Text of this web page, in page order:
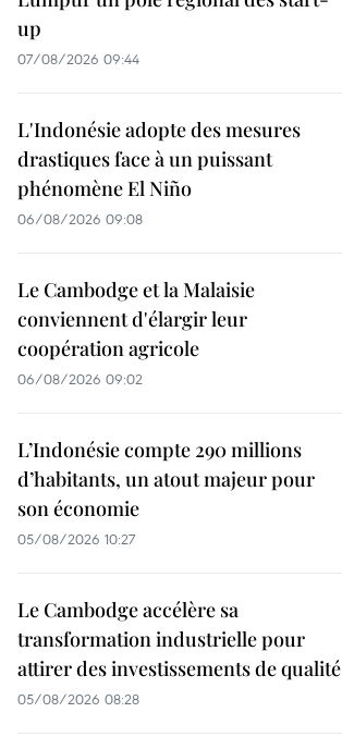
up
07/08/2026 09:44
L'Indonésie adopte des mesures
drastiques face à un puissant
phénomène El Niño
06/08/2026 09:08
Le Cambodge et la Malaisie
conviennent d'élargir leur
coopération agricole
06/08/2026 09:02
L’Indonésie compte 290 millions
d’habitants, un atout majeur pour
son économie
05/08/2026 10:27
Le Cambodge accélère sa
transformation industrielle pour
attirer des investissements de qualité
05/08/2026 08:28